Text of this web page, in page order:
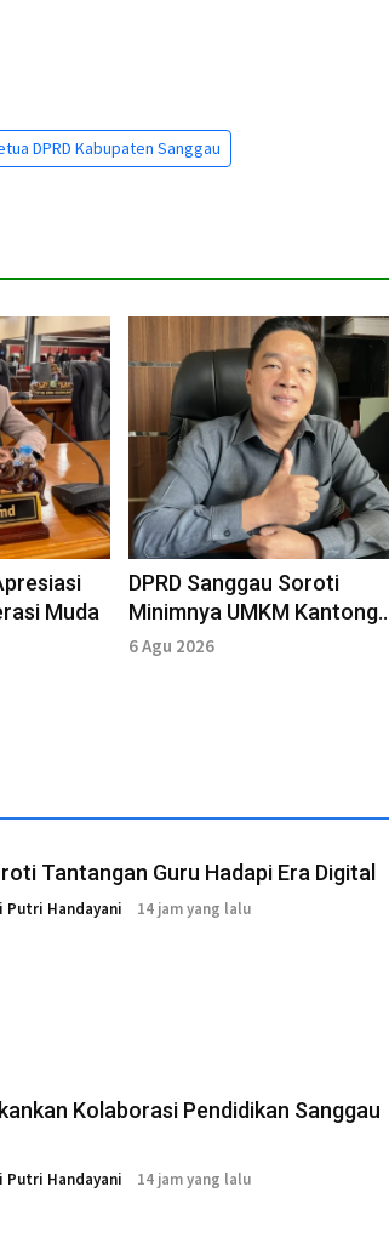
DPRD Kabupaten Sanggau
Muda
DPRD Sanggau Soroti
Minimnya UMKM Kantongi
Sertifikasi Halal
6 Agu 2026
Tantangan Guru Hadapi Era Digital
Putri Handayani 14 jam yang lalu
Kolaborasi Pendidikan Sanggau
Putri Handayani 14 jam yang lalu